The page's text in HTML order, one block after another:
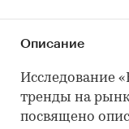
Описание
Исследование
тренды на
посвящено